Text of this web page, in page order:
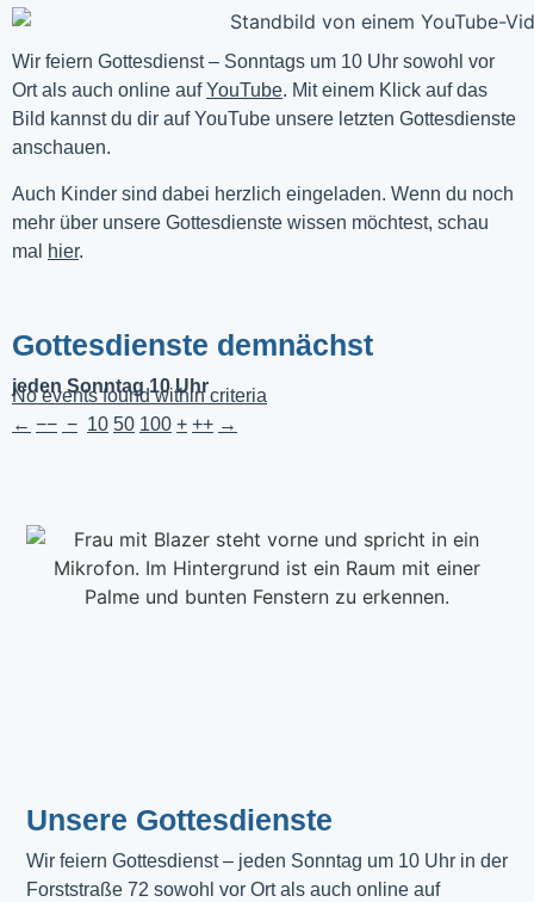
Wir feiern Gottesdienst – Sonntags um 10 Uhr sowohl vor
Ort als auch online auf YouTube. Mit einem Klick auf das
Bild kannst du dir auf YouTube unsere letzten Gottesdienste
anschauen.
Auch Kinder sind dabei herzlich eingeladen. Wenn du noch
mehr über unsere Gottesdienste wissen möchtest, schau
mal
hier.
Gottesdienste demnächst
jeden Sonntag 10 Uhr
No events found within criteria
← −− − 10 50 100 + ++ →
Unsere Gottesdienste
Wir feiern Gottesdienst – jeden Sonntag um 10 Uhr in der
Forststraße 72 sowohl vor Ort als auch online auf